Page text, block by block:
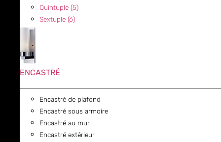
Quintuple (5)
Sextuple (6)
ENCASTRÉ
Encastré de plafond
Encastré sous armoire
Encastré au mur
Encastré extérieur